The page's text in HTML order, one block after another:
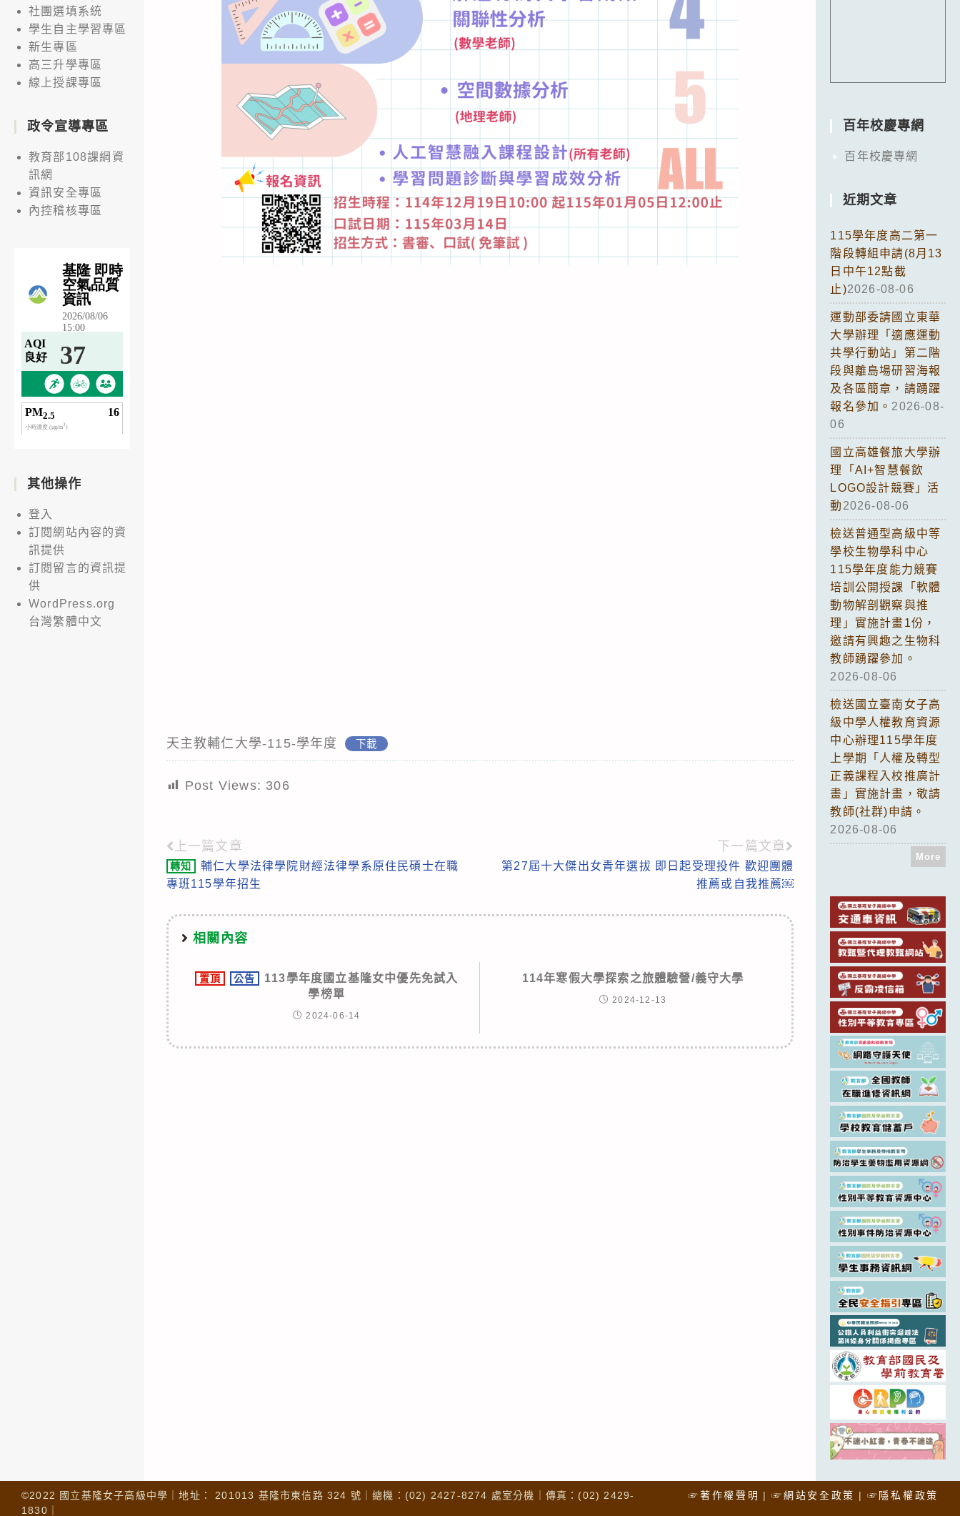
天主教輔仁大學-115-學年度 下載
Post Views: 306
Read
more
上一篇文章
轉知
輔仁大學法律學院財經法律學系原住民碩士在職
專班115學年招生
下一篇文章
第27屆十大傑出女青年選拔 即日起受理投件 歡迎團體
推薦或自我推薦￼
相關內容
置頂 公告
113學年度國立基隆女中優先免試入
學榜單
2024-06-14
114年寒假大學探索之旅體驗營/義守大學
2024-12-13
社團選填系統
學生自主學習專區
新生專區
高三升學專區
線上授課專區
政令宣導專區
教育部108課綱資
訊網
資訊安全專區
內控稽核專區
其他操作
登入
訂閱網站內容的資
訊提供
訂閱留言的資訊提
供
WordPress.org
台灣繁體中文
百年校慶專網
百年校慶專網
近期文章
115學年度高二第一
階段轉組申請(8月13
日中午12點截
止)2026-08-06
運動部委請國立東華
大學辦理「適應運動
共學行動站」第二階
段與離島場研習海報
及各區簡章，請踴躍
報名參加。 2026-08-
06
國立高雄餐旅大學辦
理「AI+智慧餐飲
LOGO設計競賽」活
動 2026-08-06
檢送普通型高級中等
學校生物學科中心
115學年度能力競賽
培訓公開授課「軟體
動物解剖觀察與推
理」實施計畫1份，
邀請有興趣之生物科
教師踴躍參加。
2026-08-06
檢送國立臺南女子高
級中學人權教育資源
中心辦理115學年度
上學期「人權及轉型
正義課程入校推廣計
畫」實施計畫，敬請
教師(社群)申請。
2026-08-06
More
☞著作權聲明 ☞網站安全政策 ☞隱私權政策
©2022 國立基隆女子高級中學｜地址： 201013 基隆市東信路 324 號｜總機：(02) 2427-8274 處室分機｜傳真：(02) 2429-
1830｜